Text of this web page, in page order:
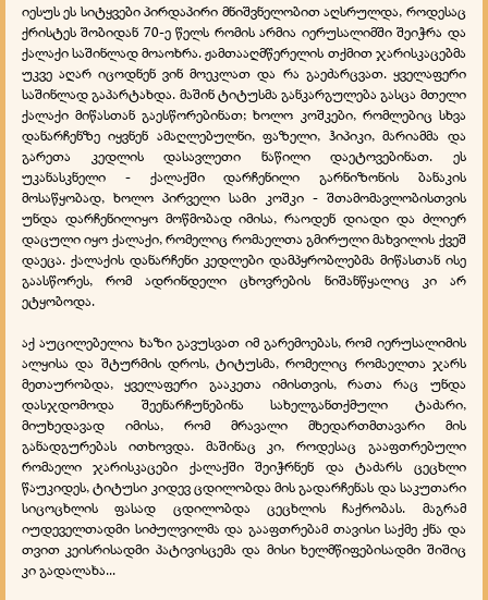
იესუს ეს სიტყვები პირდაპირი მნიშვნელობით აღსრულდა, როდესაც
ქრისტეს შობიდან 70-ე წელს რომის არმია იერუსალიმში შეიჭრა და
ქალაქი საშინლად მოაოხრა. ჟამთააღმწერელის თქმით ჯარისკაცებმა
უკვე აღარ იცოდნენ ვინ მოეკლათ და რა გაეძარცვათ. ყველაფერი
საშინლად გაპარტახდა. მაშინ ტიტუსმა განკარგულება გასცა მთელი
ქალაქი მიწასთან გაესწორებინათ; ხოლო კოშკები, რომლებიც სხვა
დანარჩენზე იყვნენ ამაღლებულნი, ფაზელი, ჰიპიკი, მარიამმა და
გარეთა კედლის დასავლეთი ნაწილი დაეტოვებინათ. ეს
უკანასკნელი - ქალაქში დარჩენილი გარნიზონის ბანაკის
მოსაწყობად, ხოლო პირველი სამი კოშკი - შთამომავლობისთვის
უნდა დარჩენილიყო მოწმობად იმისა, რაოდენ დიადი და ძლიერ
დაცული იყო ქალაქი, რომელიც რომაელთა გმირული მახვილის ქვეშ
დაეცა. ქალაქის დანარჩენი კედლები დამპყრობლებმა მიწასთან ისე
გაასწორეს, რომ ადრინდელი ცხოვრების ნიშანწყალიც კი არ
ეტყობოდა.
აქ აუცილებელია ხაზი გავუსვათ იმ გარემოებას, რომ იერუსალიმის
ალყისა და შტურმის დროს, ტიტუსმა, რომელიც რომაელთა ჯარს
მეთაურობდა, ყველაფერი გააკეთა იმისთვის, რათა რაც უნდა
დასჯდომოდა შეენარჩუნებინა სახელგანთქმული ტაძარი,
მიუხედავად იმისა, რომ მრავალი მხედართმთავარი მის
განადგურებას ითხოვდა. მაშინაც კი, როდესაც გააფთრებული
რომაელი ჯარისკაცები ქალაქში შეიჭრნენ და ტაძარს ცეცხლი
წაუკიდეს, ტიტუსი კიდევ ცდილობდა მის გადარჩენას და საკუთარი
სიცოცხლის ფასად ცდილობდა ცეცხლის ჩაქრობას. მაგრამ
იუდეველთადმი სიძულვილმა და გააფთრებამ თავისი საქმე ქნა და
თვით კეისრისადმი პატივისცემა და მისი ხელმწიფებისადმი შიშიც
კი გადალახა...